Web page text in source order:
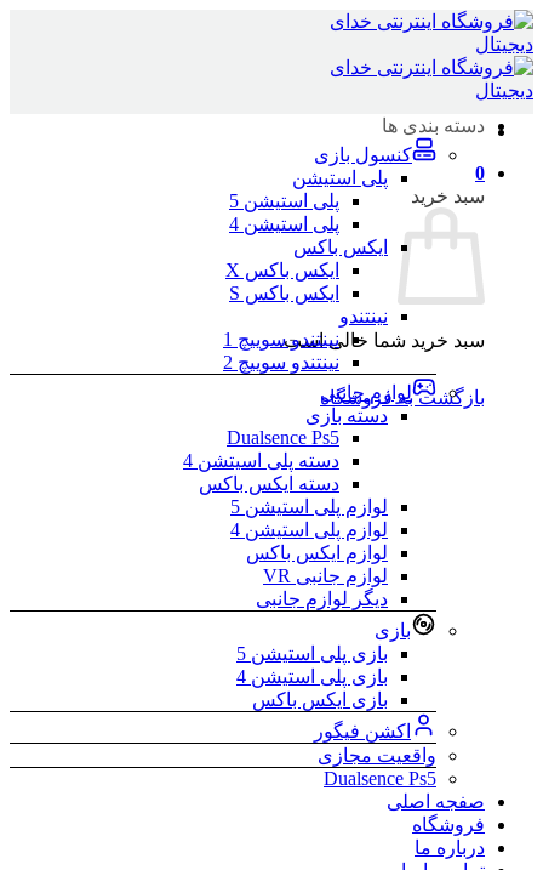
Skip
to
content
0
سبد خرید
سبد خرید شما خالی است.
بازگشت به فروشگاه
دسته بندی ها
کنسول بازی
پلی استیشن
پلی استیشن 5
پلی استیشن 4
ایکس باکس
ایکس باکس X
ایکس باکس S
نینتندو
نینتندو سوییچ 1
نینتندو سوییچ 2
لوازم جانبی
دسته بازی
Dualsence Ps5
دسته پلی اسیتشن 4
دسته ایکس باکس
لوازم پلی استیشن 5
لوازم پلی استیشن 4
لوازم ایکس باکس
لوازم جانبی VR
دیگر لوازم جانبی
بازی
بازی پلی استیشن 5
بازی پلی استیشن 4
بازی ایکس باکس
اکشن فیگور
واقعیت مجازی
Dualsence Ps5
صفجه اصلی
فروشگاه
درباره ما